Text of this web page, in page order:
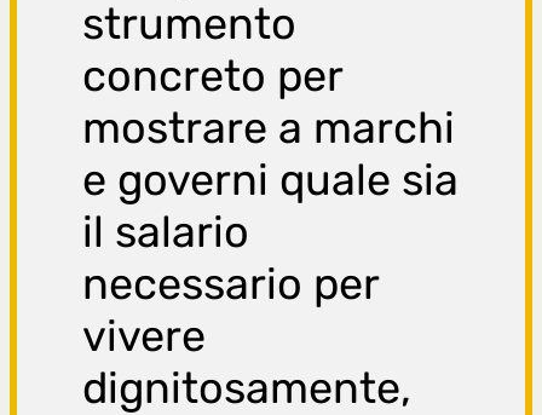
strumento
concreto per
mostrare a marchi
e governi quale sia
il salario
necessario per
vivere
dignitosamente,